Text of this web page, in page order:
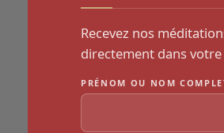
Recevez nos
directement dans
PRÉNOM OU NOM